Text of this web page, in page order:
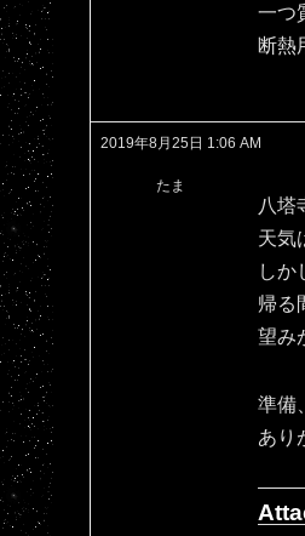
一つ
断熱
2019年8月25日 1:06 AM
たま
八塔
天気
しか
帰る
望み
準備
あり